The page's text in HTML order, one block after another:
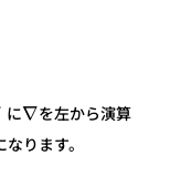
に∇を左から演算
ります。